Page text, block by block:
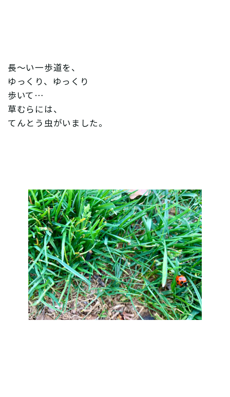
長〜い一歩道を、
ゆっくり、ゆっくり
歩いて…
草むらには、
てんとう虫がいました。